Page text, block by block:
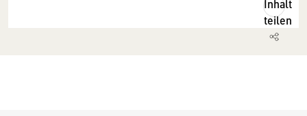
Inhalt
teilen